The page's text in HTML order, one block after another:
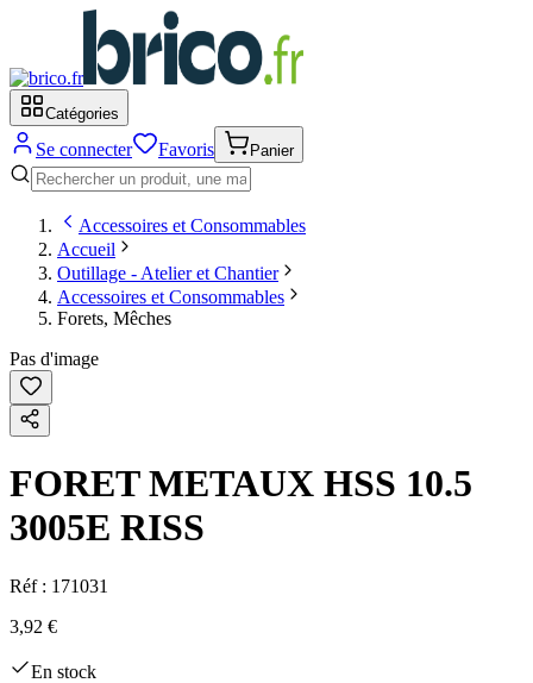
Catégories
Se connecter Favoris Panier
Accessoires et Consommables
Accueil
Outillage - Atelier et Chantier
Accessoires et Consommables
Forets, Mêches
Pas d'image
FORET METAUX HSS 10.5
3005E RISS
Réf : 171031
3,92 €
En stock